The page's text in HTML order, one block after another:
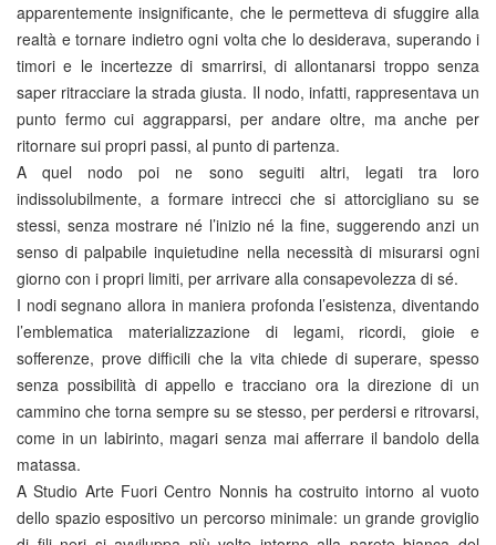
apparentemente insignificante, che le permetteva di sfuggire alla
realtà e tornare indietro ogni volta che lo desiderava, superando i
timori e le incertezze di smarrirsi, di allontanarsi troppo senza
saper ritracciare la strada giusta. Il nodo, infatti, rappresentava un
punto fermo cui aggrapparsi, per andare oltre, ma anche per
ritornare sui propri passi, al punto di partenza.
A quel nodo poi ne sono seguiti altri, legati tra loro
indissolubilmente, a formare intrecci che si attorcigliano su se
stessi, senza mostrare né l’inizio né la fine, suggerendo anzi un
senso di palpabile inquietudine nella necessità di misurarsi ogni
giorno con i propri limiti, per arrivare alla consapevolezza di sé.
I nodi segnano allora in maniera profonda l’esistenza, diventando
l’emblematica materializzazione di legami, ricordi, gioie e
sofferenze, prove difficili che la vita chiede di superare, spesso
senza possibilità di appello e tracciano ora la direzione di un
cammino che torna sempre su se stesso, per perdersi e ritrovarsi,
come in un labirinto, magari senza mai afferrare il bandolo della
matassa.
A Studio Arte Fuori Centro Nonnis ha costruito intorno al vuoto
dello spazio espositivo un percorso minimale: un grande groviglio